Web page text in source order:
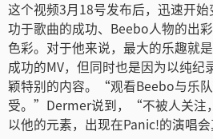
这个视频3月18号发布后，迅速开
功于歌曲的成功、Beebo人物的出
色彩。对于他来说，最大的乐趣就
成功的MV，但同时也是因为以纯纪
颖特别的内容。“观看Beebo与乐
受。”Dermer说到，“不被人关注
以他的元素，出现在Panic!的演唱